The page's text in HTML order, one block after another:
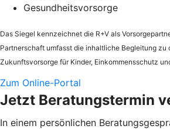
Gesundheitsvorsorge
Das Siegel kennzeichnet die R+V als
Partnerschaft umfasst die inhaltliche Begleitung zu
Zukunftsvorsorge für Kinder, Einkommensschutz
Zum Online-Portal
Jetzt Beratungstermin
In einem persönlichen